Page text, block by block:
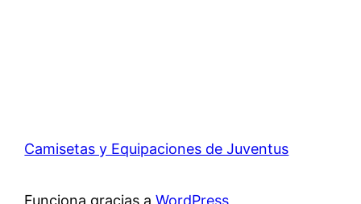
Camisetas y Equipaciones de Juventus
Funciona gracias aWordPress